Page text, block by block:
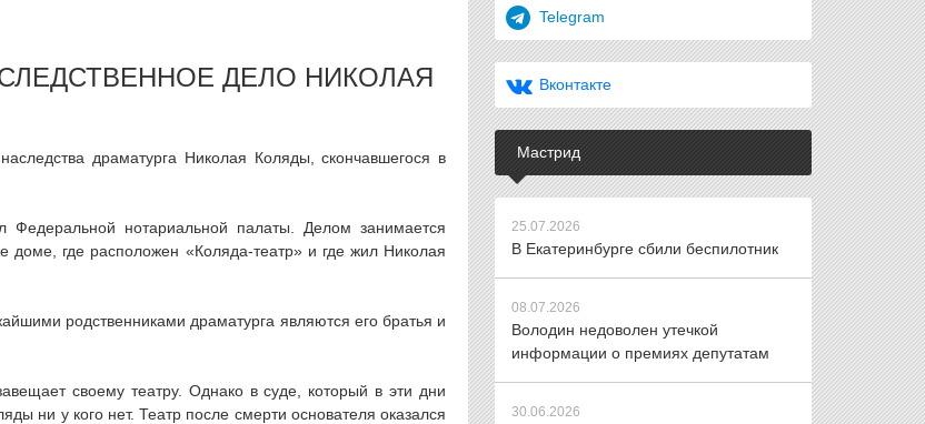
ДЕЛО НИКОЛАЯ
драматурга Николая Коляды, скончавшегося в
нотариальной палаты. Делом занимается
где расположен «Коляда-театр» и где жил Николая
родственниками драматурга являются его братья и
своему театру. Однако в суде, который в эти дни
ни у кого нет. Театр после смерти основателя оказался
Telegram
Вконтакте
Мастрид
25.07.2026
В Екатеринбурге сбили беспилотник
08.07.2026
Володин недоволен утечкой
информации о премиях депутатам
30.06.2026